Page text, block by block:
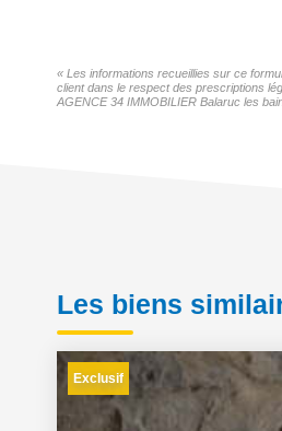
« Les informations recueillies sur ce
client dans le respect des prescriptions
AGENCE 34 IMMOBILIER Balaruc les
Les biens
Exclusif